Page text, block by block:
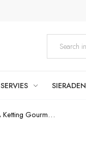
SERVIES SIERADEN
ANNA+NINA Ketting Gourmet Plain...